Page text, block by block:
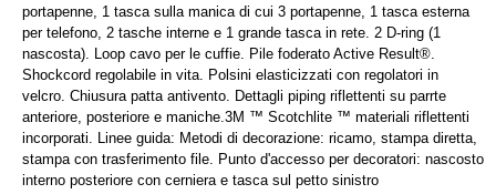
portapenne, 1 tasca sulla manica di cui 3 portapenne, 1 tasca esterna
per telefono, 2 tasche interne e 1 grande tasca in rete. 2 D-ring (1
nascosta). Loop cavo per le cuffie. Pile foderato Active Result®.
Shockcord regolabile in vita. Polsini elasticizzati con regolatori in
velcro. Chiusura patta antivento. Dettagli piping riflettenti su parrte
anteriore, posteriore e maniche.3M ™ Scotchlite ™ materiali riflettenti
incorporati. Linee guida: Metodi di decorazione: ricamo, stampa diretta,
stampa con trasferimento file. Punto d'accesso per decoratori: nascosto
interno posteriore con cerniera e tasca sul petto sinistro